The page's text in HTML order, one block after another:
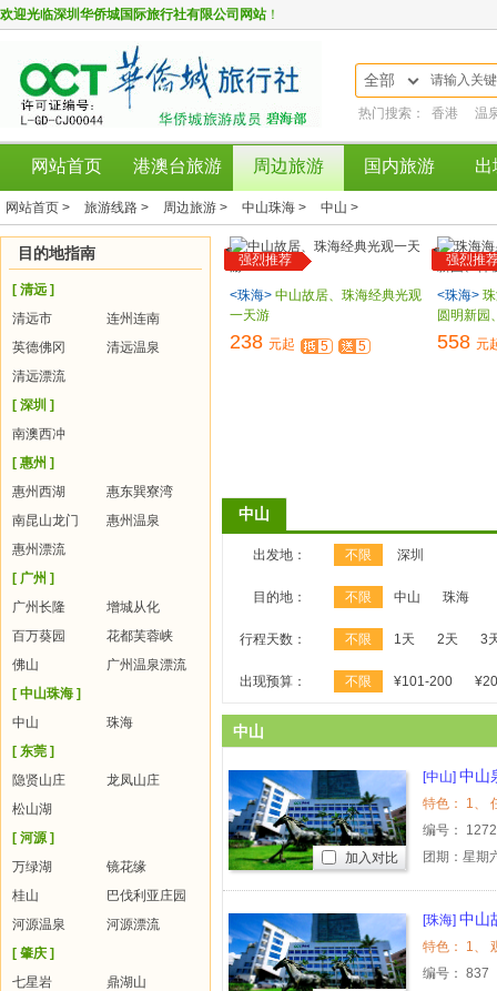
欢迎光临深圳华侨城国际旅行社有限公司网站！
全部
热门搜索： 香港 温
网站首页 港澳台旅游 周边旅游 国内旅游 出
网站首页 > 旅游线路 > 周边旅游 > 中山珠海 > 中山 >
目的地指南
[ 清远 ]
清远市
连州连南
英德佛冈
清远温泉
清远漂流
[ 深圳 ]
南澳西冲
[ 惠州 ]
惠州西湖
惠东巽寮湾
南昆山龙门
惠州温泉
惠州漂流
[ 广州 ]
广州长隆
增城从化
百万葵园
花都芙蓉峡
佛山
广州温泉漂流
[ 中山珠海 ]
中山
珠海
[ 东莞 ]
隐贤山庄
龙凤山庄
松山湖
[ 河源 ]
万绿湖
镜花缘
桂山
巴伐利亚庄园
河源温泉
河源漂流
[ 肇庆 ]
七星岩
鼎湖山
强烈推荐
<珠海> 中山故居、珠海经典光观
一天游
238 元起 5 5
强烈推
<珠海>
圆明新园
558 元
中山
出发地： 不限 深圳
目的地： 不限 中山 珠海
行程天数： 不限 1天 2天 3
出现预算： 不限 ¥101-200
中山
[中山] 中山
编号：
团期：星期
加入对比
[珠海] 中山
编号： 837